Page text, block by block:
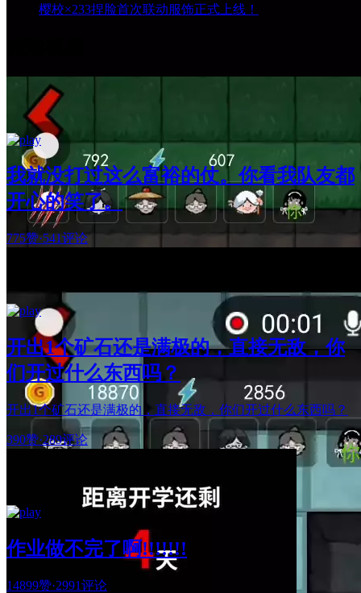
樱校×233捏脸首次联动服饰正式上线！
我就没打过这么富裕的仗。你看我队友都
开心的笑了。
775赞·541评论
开出1个矿石还是满极的，直接无敌，你
们开过什么东西吗？
开出1个矿石还是满极的，直接无敌，你们开过什么东西吗？
390赞·289评论
作业做不完了啊!!!!!!!
14899赞·2991评论